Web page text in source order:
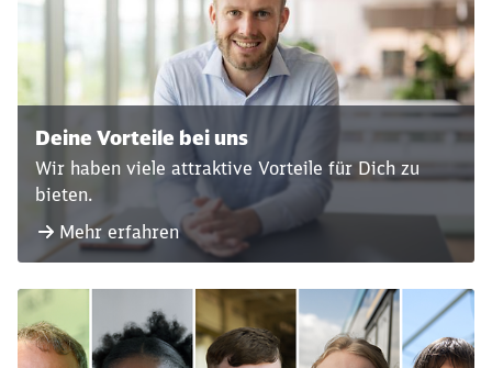
Deine Vorteile bei uns
Wir haben viele attraktive Vorteile für Dich zu
bieten.
Mehr erfahren